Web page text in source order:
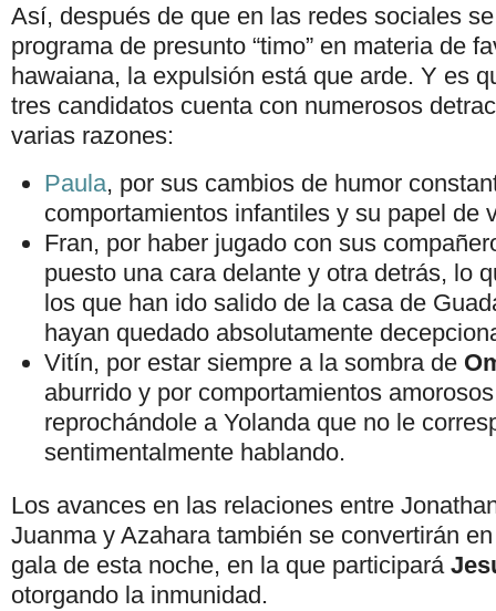
Así, después de que en las redes sociales
programa de presunto “timo” en materia de
hawaiana, la expulsión está que arde. Y es
tres candidatos cuenta con numerosos
varias razones:
Paula, por sus cambios de humor
comportamientos infantiles y su papel de
Fran, por haber jugado con sus
puesto una cara delante y otra detrás, lo
los que han ido salido de la casa de
hayan quedado absolutamente
Vitín, por estar siempre a la sombra de
aburrido y por comportamientos
reprochándole a Yolanda que no le
sentimentalmente hablando.
Los avances en las relaciones entre
Juanma y Azahara también se convertirán
gala de esta noche, en la que participará
otorgando la inmunidad.